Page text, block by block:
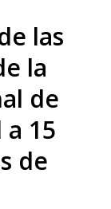
las
la
de
15
de